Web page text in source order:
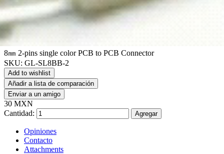
8㎜ 2-pins single color PCB to PCB Connector
SKU: GL-SL8BB-2
Add to wishlist
Añadir a lista de comparación
Enviar a un amigo
30 MXN
Cantidad:
Agregar
Opiniones
Contacto
Attachments